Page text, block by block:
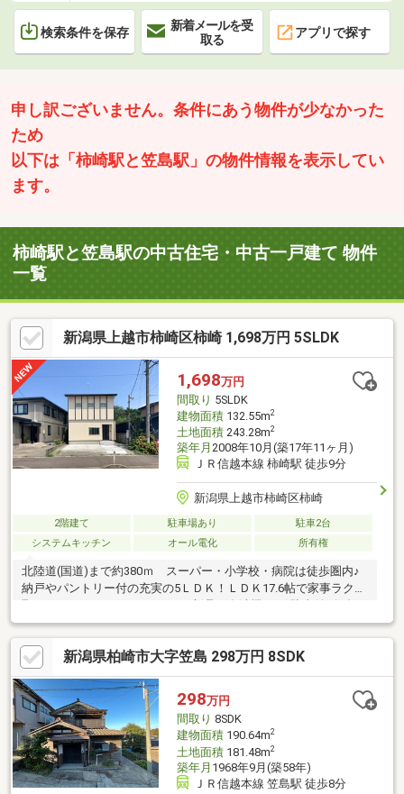
検索条件を保存
新着メールを受
取る
アプリで探す
申し訳ございません。条件にあう物件が少なかった
ため
以下は「柿崎駅と笠島駅」の物件情報を表示してい
ます。
柿崎駅と笠島駅の中古住宅・中古一戸建て 物件
一覧
新潟県上越市柿崎区柿崎 1,698万円 5SLDK
1,698万円
間取り 5SLDK
建物面積132.55m2
土地面積243.28m2
築年月 2008年10月(築17年11ヶ月)
ＪＲ信越本線 柿崎駅 徒歩9分
新潟県上越市柿崎区柿崎
2階建て 駐車場あり
駐車2台
システムキッチン
オール電化 所有権
北陸道(国道)まで約380ｍ スーパー・小学校・病院は徒歩圏内♪
納戸やパントリー付の充実の5ＬＤＫ！ＬＤＫ17.6帖で家事ラク間
【主なリフォーム内容】■IHコンロ新品 ■キッチン水栓交換 ■洗
面化粧台新品 ■エコキュート新品 ■フロア一部増張 ■クロス
一部貼替 ■畳表替 ■玄関ドア新品 ■外壁一部張替 ■下駄箱
新品 ■駐車場増設 ■TVモニターホン新品 ■ハウスクリーニン
グ ■白アリ防蟻工事(5年)・・・ほか
新潟県柏崎市大字笠島 298万円 8SDK
298万円
間取り 8SDK
建物面積190.64m2
土地面積181.48m2
築年月 1968年9月(築58年)
ＪＲ信越本線 笠島駅 徒歩8分